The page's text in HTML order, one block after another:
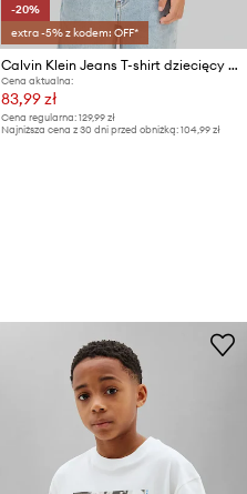
-20%
extra -5% z kodem: OFF*
Calvin Klein Jeans T-shirt dziecięcy bawełniany
Cena aktualna:
83,99 zł
Cena regularna: 129,99 zł
Najniższa cena z 30 dni przed obniżką: 104,99 zł